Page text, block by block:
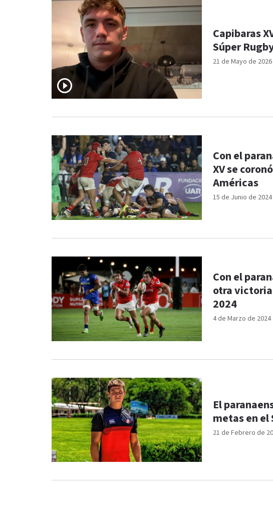
21 de Mayo de 2026
Capibaras
Súper
15 de Junio de 2024
Con el
XV se
Américas
4 de Marzo de 2024
Con el
otra victoria
2024
21 de Febrero de
El
metas en el